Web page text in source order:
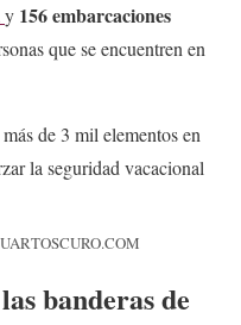
y 156 embarcaciones
que se encuentren en
banderas de